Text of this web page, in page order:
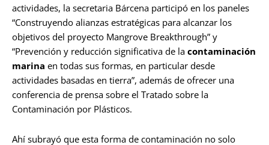
actividades, la secretaria Bárcena participó en los paneles
“Construyendo alianzas estratégicas para alcanzar los
objetivos del proyecto Mangrove Breakthrough” y
“Prevención y reducción significativa de la contaminación
marina en todas sus formas, en particular desde
actividades basadas en tierra”, además de ofrecer una
conferencia de prensa sobre el Tratado sobre la
Contaminación por Plásticos.
Ahí subrayó que esta forma de contaminación no solo